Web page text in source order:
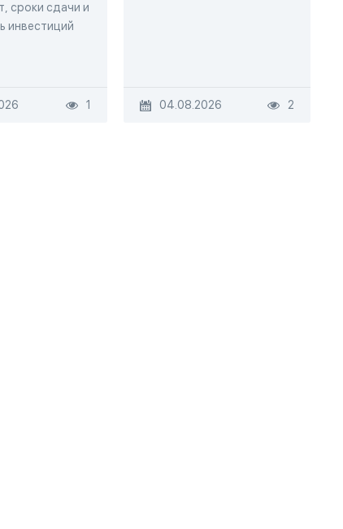
сроки сдачи и
инвестиций
1 04.08.2026 2